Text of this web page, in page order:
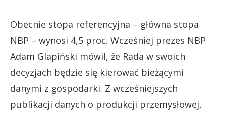
Obecnie stopa referencyjna – główna stopa
NBP – wynosi 4,5 proc. Wcześniej prezes NBP
Adam Glapiński mówił, że Rada w swoich
decyzjach będzie się kierować bieżącymi
danymi z gospodarki. Z wcześniejszych
publikacji danych o produkcji przemysłowej,